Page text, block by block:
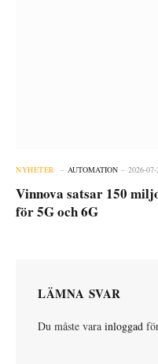
NYHETER AUTOMATION 2026-07-
Vinnova satsar 150
för 5G och 6G
LÄMNA SVAR
Du måste vara inloggad